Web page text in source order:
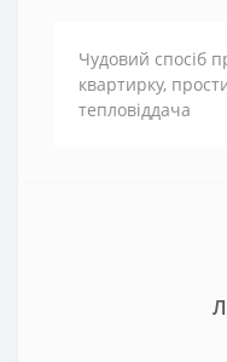
Чудовий спосіб
квартирку,
тепловіддача